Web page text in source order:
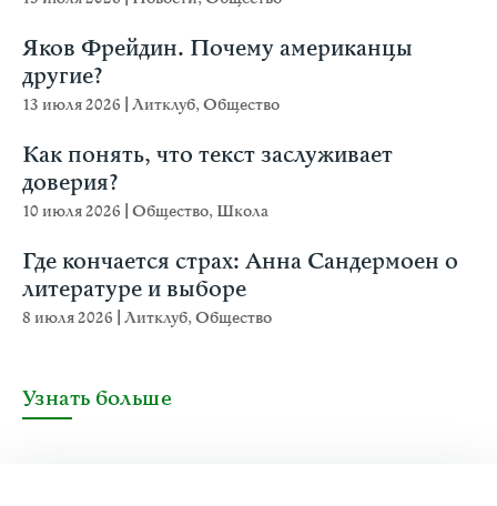
Яков Фрейдин. Почему американцы
другие?
13 июля 2026 Литклуб,Общество
Как понять, что текст заслуживает
доверия?
10 июля 2026 Общество, Школа
Где кончается страх: Анна Сандермоен о
литературе и выборе
8 июля 2026 Литклуб,Общество
Узнать больше